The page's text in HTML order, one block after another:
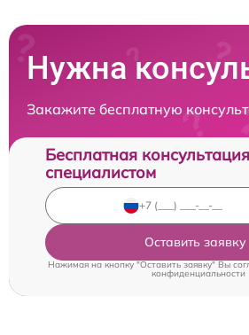
Нужна
Закажите бесплатную
Бесплатная
специалистом
Оставить заявку
Нажимая на кнопку "Оставить заявку" Вы
конфиденциальности